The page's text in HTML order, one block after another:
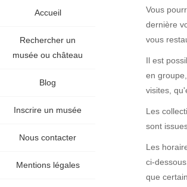
Accueil
Rechercher un
musée ou château
Blog
Inscrire un musée
Nous contacter
Mentions légales
Vous
dernière
vous
Il est
en
visites,
Les
sont
Les
ci-
que